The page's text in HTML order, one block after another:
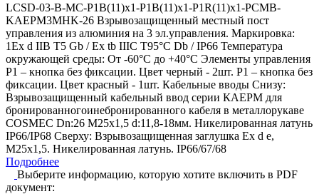
LCSD-03-B-MC-P1B(11)x1-P1B(11)x1-P1R(11)x1-PCMB-
KAEPM3MHK-26 Взрывозащищенный местный пост
управления из алюминия на 3 эл.управления. Маркировка:
1Ex d IIB T5 Gb / Ex tb IIIC T95°С Db / IP66 Температура
окружающей среды: От -60°C до +40°C Элементы управления
P1 – кнопка без фиксации. Цвет черный - 2шт. P1 – кнопка без
фиксации. Цвет красный - 1шт. Кабельные вводы Снизу:
Взрывозащищенный кабельный ввод серии КАЕРМ для
бронированногоинебронированного кабеля в металлорукаве
COSMEC Dn:26 М25х1,5 d:11,8-18мм. Никелированная латунь
IP66/IP68 Сверху: Взрывозащищенная заглушка Ex d e,
М25x1,5. Никелированная латунь. IP66/67/68
Подробнее
Выберите информацию, которую хотите включить в PDF
документ: